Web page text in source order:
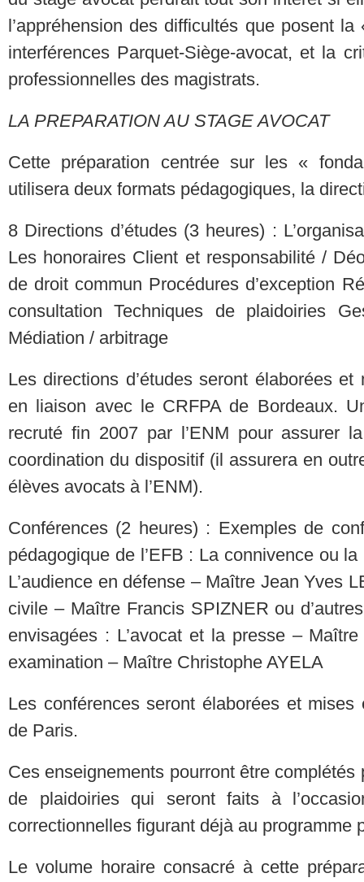
l’appréhension des difficultés que posent
interférences Parquet-Siège-avocat, et la
professionnelles des magistrats.
LA PREPARATION AU STAGE AVOCAT
Cette préparation centrée sur les «
utilisera deux formats pédagogiques, la
8 Directions d’études (3 heures) :
Les honoraires Client et responsabilité /
de droit commun Procédures d’exception
consultation Techniques de plaidoiries
Médiation / arbitrage
Les directions d’études seront élaborées
en liaison avec le CRFPA de Bordeaux.
recruté fin 2007 par l’ENM pour assurer
coordination du dispositif (il assurera en
élèves avocats à l’ENM).
Conférences (2 heures) : Exemples de
pédagogique de l’EFB : La connivence ou
L’audience en défense – Maître Jean Yves
civile – Maître Francis SPIZNER ou
envisagées : L’avocat et la presse –
examination – Maître Christophe AYELA
Les conférences seront élaborées et
de Paris.
Ces enseignements pourront être
de plaidoiries qui seront faits à
correctionnelles figurant déjà au programme
Le volume horaire consacré à cette